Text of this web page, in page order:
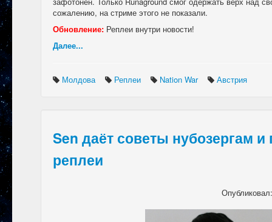
сожалению, на стриме этого не показали.
Обновление: Реплеи внутри новости!
Далее...
Молдова Реплеи Nation War Австрия
Sen даёт советы нубозергам и
реплеи